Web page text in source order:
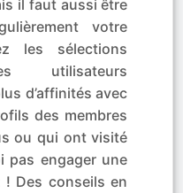
il faut aussi être
votre
les sélections
utilisateurs
d’affinités avec
des membres
ou qui ont visité
pas engager une
Des conseils en